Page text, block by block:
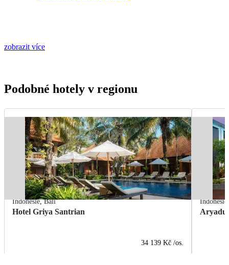
zobrazit více
Podobné hotely v regionu
Indonésie,Bali
Hotel Griya Santrian
34 139 Kč /os.
Indonésie